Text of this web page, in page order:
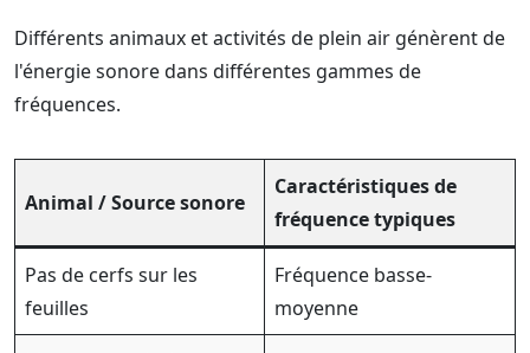
Différents animaux et activités de plein air génèrent de
l'énergie sonore dans différentes gammes de
fréquences.
Animal / Source sonore
Caractéristiques de
fréquence typiques
Pas de cerfs sur les
feuilles
Fréquence basse-
moyenne